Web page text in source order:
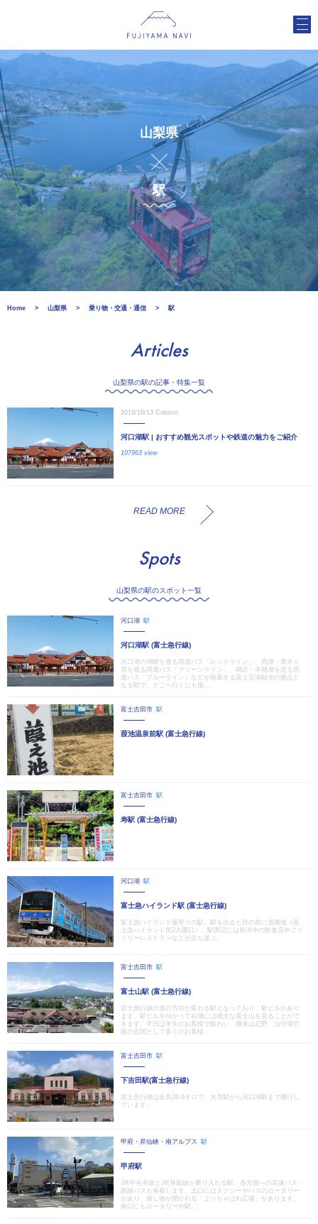
山梨県
駅
Home 山梨県 乗り物・交通・通信 駅
Articles
山梨県の駅の記事・特集一覧
2019/10/13 Column
河口湖駅 | おすすめ観光スポットや鉄道の魅力をご紹介
107963 view
READ MORE
Spots
山梨県の駅のスポット一覧
河口湖 駅
河口湖駅 (富士急行線)
河口湖の湖畔を巡る周遊バス「レッドライン」、西湖・青木ヶ
原を巡る周遊バス「グリーンライン」、鳴沢・本栖湖を巡る周
遊バス「ブルーライン」などが発着する富士五湖観光の拠点と
なる駅で、どこへ行くにも便...
富士吉田市 駅
葭池温泉前駅 (富士急行線)
富士吉田市 駅
寿駅 (富士急行線)
河口湖 駅
富士急ハイランド駅 (富士急行線)
富士急ハイランド最寄りの駅。駅を出ると目の前に遊園地（富
士急ハイランド第2入園口）。駅周辺には和洋中の飲食店やファ
ミリーレストランなどが立ち並ぶ。
富士吉田市 駅
富士山駅 (富士急行線)
富士急行線の進行方向が変わる駅となっており、駅ビルがあり
ます。駅ビルを向かって右側には雄大な富士山を見ることがで
きます。平日は学生のお客様で賑わい、週末は忍野、山中湖方
面の玄関として多くのお客様...
富士吉田市 駅
下吉田駅(富士急行線)
富士急行線は全長26.6キロで、大月駅から河口湖駅まで運行し
ています。
甲府・昇仙峡・南アルプス 駅
甲府駅
JR中央本線とJR身延線が乗り入れる駅。各方面への高速バス・
路線バスも発着します。北口にはタクシーやバスのロータリー
があり、催し物が開かれる「よっちゃばれ広場」があります。
南口にもロータリーや駅...